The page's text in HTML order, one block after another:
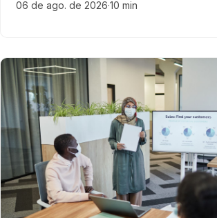
comparativo de canais.
06 de ago. de 2026·10 min